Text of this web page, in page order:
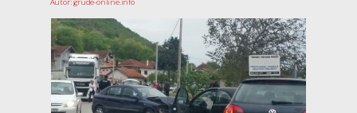
Autor: grude-online.info